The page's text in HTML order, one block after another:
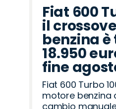
Fiat 600
il
benzina
18.950
fine
Fiat 600 Turbo
motore benzina
cambio